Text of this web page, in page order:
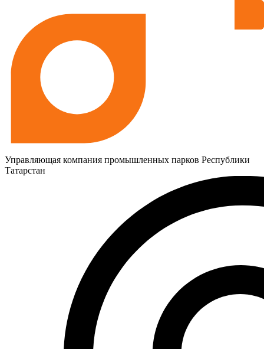
Управляющая компания промышленных парков Республики
Татарстан